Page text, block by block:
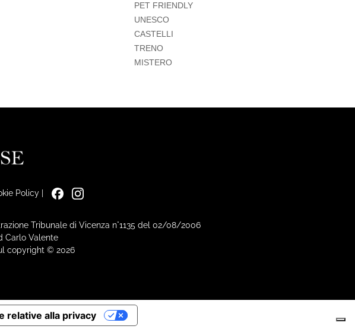
PET FRIENDLY
UNESCO
CASTELLI
TRENO
MISTERO
Policy|
Tribunale di Vicenza n°1135 del 02/08/2006
Carlo Valente
copyright © 2026
relative alla privacy